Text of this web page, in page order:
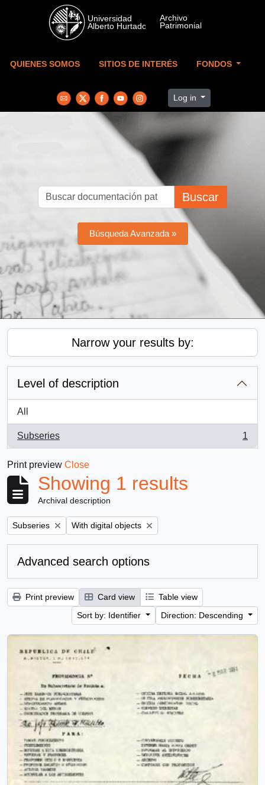
Skip to main content
QUIENES SOMOS SITIOS DE INTERÉS FONDOS
Log in
Buscar
Búsqueda Avanzada »
Narrow your results by:
Level of description
All
Subseries
, 1 results
1
Print preview Close
Showing 1 results
Archival description
Remove filter:
Subseries Remove filter:
With digital objects
Advanced search options
Print preview Card view
Table view
Sort by: Identifier
Direction: Descending